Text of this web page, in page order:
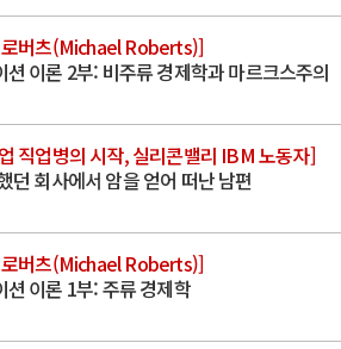
버츠(Michael Roberts)]
션 이론 2부: 비주류 경제학과 마르크스주의
직업병의 시작, 실리콘밸리 IBM 노동자]
회사에서 암을 얻어 떠난 남편
버츠(Michael Roberts)]
션 이론 1부: 주류 경제학